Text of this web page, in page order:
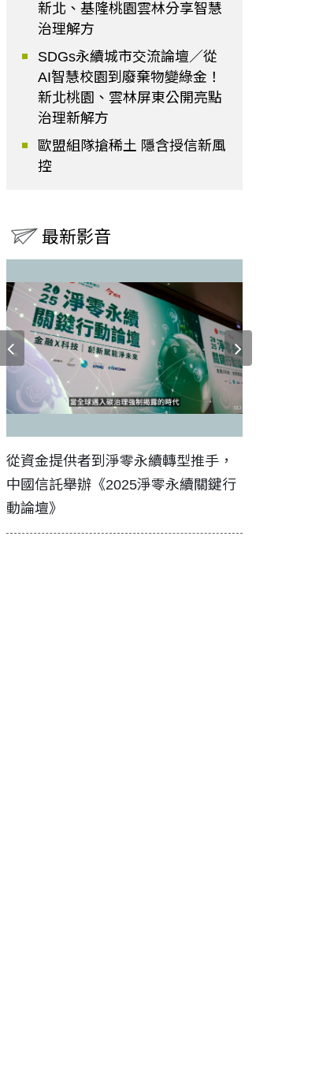
新北、基隆桃園雲林分享智慧
治理解方
SDGs永續城市交流論壇／從
AI智慧校園到廢棄物變綠金！
新北桃園、雲林屏東公開亮點
治理新解方
歐盟組隊搶稀土 隱含授信新風
控
最新影音
者到淨零永續轉型推手，
辦《2025淨零永續關鍵行
如何守護每個生命的
工改變病患命運的真實